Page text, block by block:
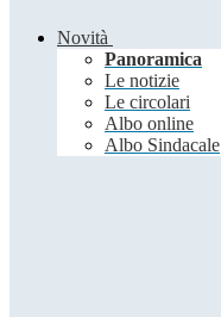
Novità
Panoramica
Le notizie
Le circolari
Albo online
Albo Sindacale